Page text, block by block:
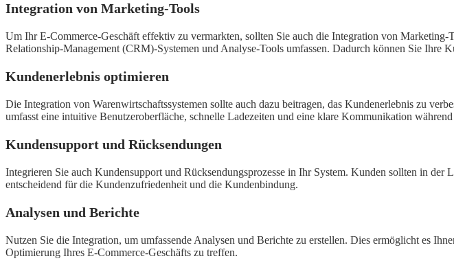
Integration von Marketing-Tools
Um Ihr E-Commerce-Geschäft effektiv zu vermarkten, sollten Sie auch die Integration von
Relationship-Management (CRM)-Systemen und Analyse-Tools umfassen. Dadurch können Sie Ihre
Kundenerlebnis optimieren
Die Integration von Warenwirtschaftssystemen sollte auch dazu beitragen, das Kundenerlebnis zu
umfasst eine intuitive Benutzeroberfläche, schnelle Ladezeiten und eine klare Kommunikation während
Kundensupport und Rücksendungen
Integrieren Sie auch Kundensupport und Rücksendungsprozesse in Ihr System. Kunden sollten in
entscheidend für die Kundenzufriedenheit und die Kundenbindung.
Analysen und Berichte
Nutzen Sie die Integration, um umfassende Analysen und Berichte zu erstellen. Dies ermöglicht es
Optimierung Ihres E-Commerce-Geschäfts zu treffen.